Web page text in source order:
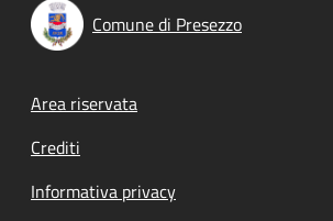
Comune di Presezzo
Footer menu
Area riservata
Crediti
Informativa privacy